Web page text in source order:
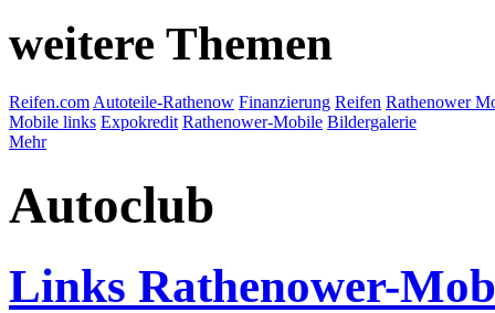
weitere Themen
Reifen.com Autoteile-Rathenow Finanzierung Reifen Rathenower
Mobile links Expokredit Rathenower-Mobile Bildergalerie
Mehr
Autoclub
Links Rathenower-